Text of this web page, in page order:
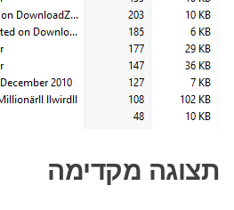
תצוגה מקדימה